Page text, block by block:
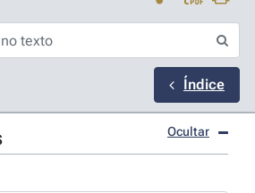
Índice
Ocultar